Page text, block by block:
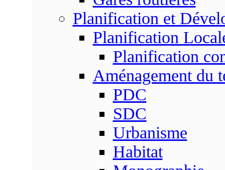
Planification et
Planification
Planification
Aménagement du
PDC
SDC
Urbanisme
Habitat